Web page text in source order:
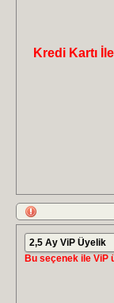
Kredi Kartı
2,5 Ay ViP Üyelik
Bu seçenek ile ViP